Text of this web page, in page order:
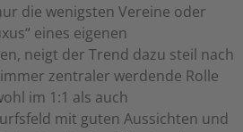
die wenigsten Vereine oder
eines eigenen
neigt der Trend dazu steil nach
zentraler werdende Rolle
im 1:1 als auch
mit guten Aussichten und